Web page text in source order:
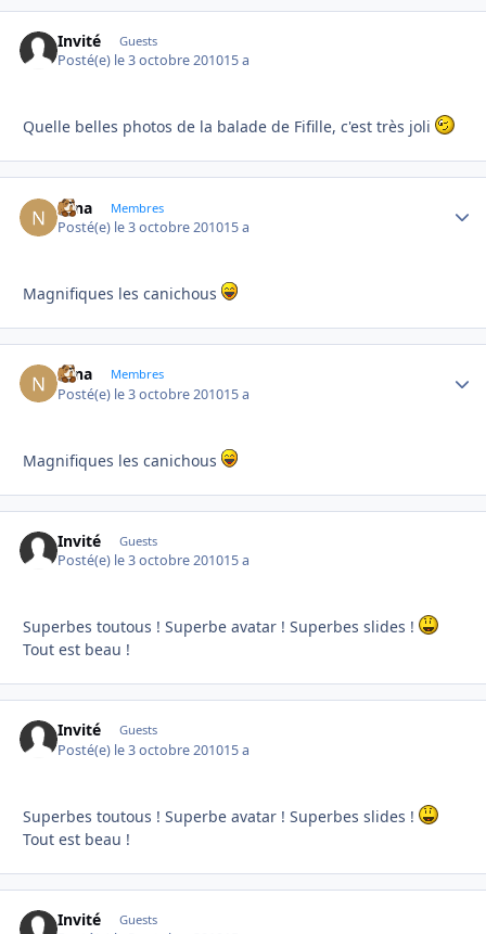
Invité Guests
Posté(e) le 3 octobre 201015 a
Quelle belles photos de la balade de Fifille, c'est très joli
Nina Membres
Posté(e) le 3 octobre 201015 a
Magnifiques les canichous
Nina Membres
Posté(e) le 3 octobre 201015 a
Magnifiques les canichous
Invité Guests
Posté(e) le 3 octobre 201015 a
Superbes toutous ! Superbe avatar ! Superbes slides !
Tout est beau !
Invité Guests
Posté(e) le 3 octobre 201015 a
Superbes toutous ! Superbe avatar ! Superbes slides !
Tout est beau !
Invité Guests